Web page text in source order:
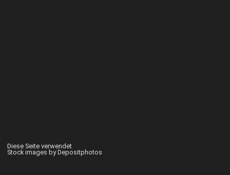
Diese Seite verwendet
Stock images by Depositphotos